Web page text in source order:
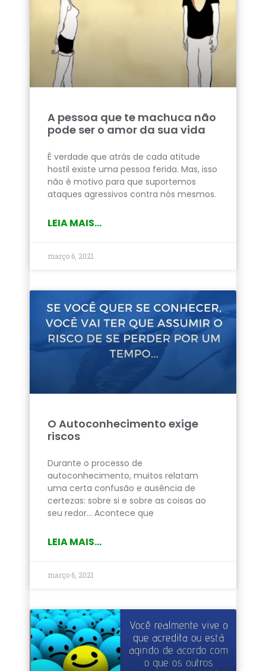
A pessoa que te machuca não
pode ser o amor da sua vida
É verdade que atrás de cada atitude
hostil existe uma pessoa ferida. Mas, isso
não é motivo para que suportemos
ataques agressivos contra nós mesmos.
LEIA MAIS...
março 6, 2021
O Autoconhecimento exige
riscos
Durante o processo de
autoconhecimento, muitos relatam
uma certa confusão e ausência de
certezas: sobre si e sobre as coisas ao
seu redor… Acontece que
LEIA MAIS...
março 6, 2021